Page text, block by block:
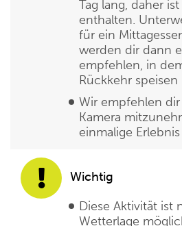
Tag lang, daher
enthalten.
für ein
werden dir dann
empfehlen, in
Rückkehr speisen
Wir empfehlen
Kamera
einmalige
Wichtig
Diese Aktivität ist
Wetterlage